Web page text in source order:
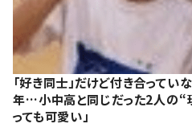
「好き同士」だけど付き合ってい
年…小中高と同じだった2人の
っても可愛い」